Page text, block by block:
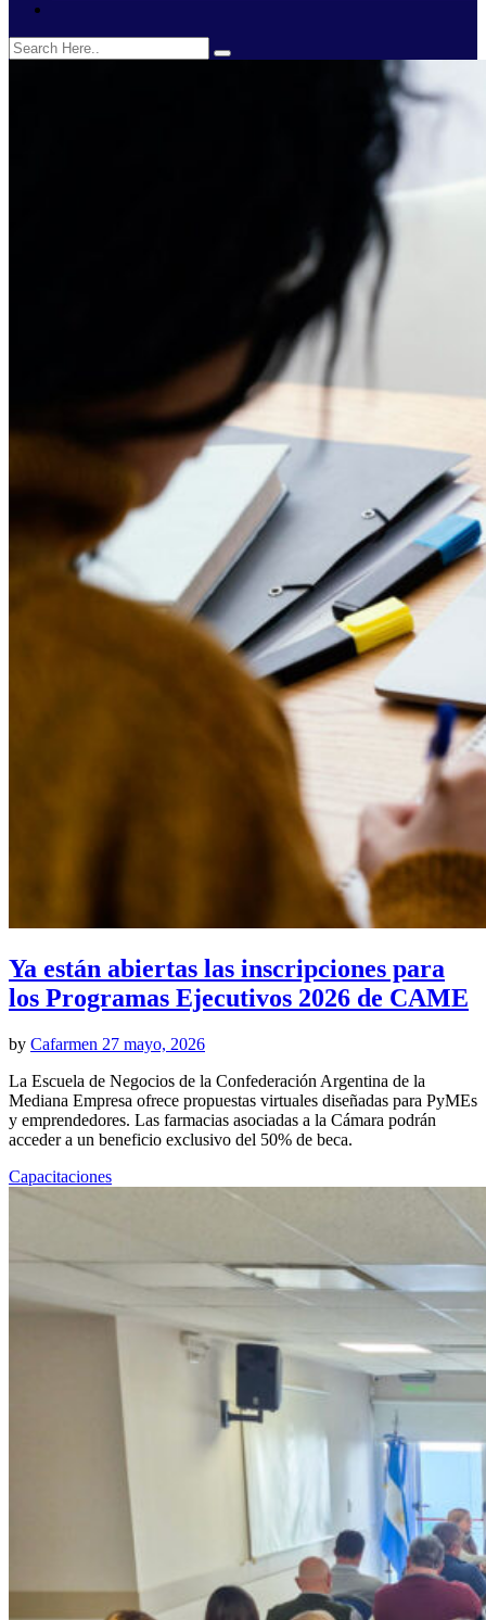
Ya están abiertas las inscripciones para
los Programas Ejecutivos 2026 de CAME
by Cafarmen 27 mayo, 2026
La Escuela de Negocios de la Confederación Argentina de la
Mediana Empresa ofrece propuestas virtuales diseñadas para PyMEs
y emprendedores. Las farmacias asociadas a la Cámara podrán
acceder a un beneficio exclusivo del 50% de beca.
Capacitaciones